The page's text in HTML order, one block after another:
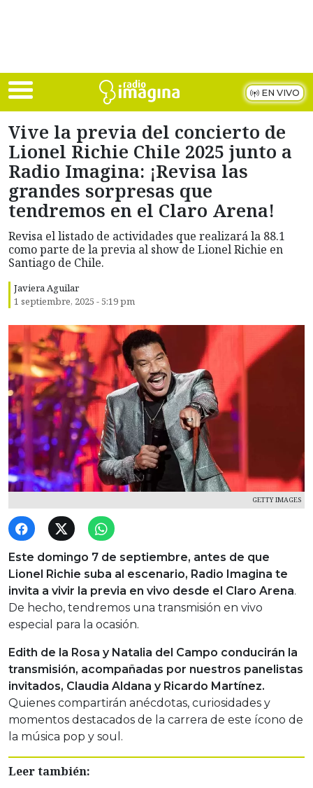
EN VIVO
Vive la previa del concierto de
Lionel Richie Chile 2025 junto a
Radio Imagina: ¡Revisa las
grandes sorpresas que
tendremos en el Claro Arena!
Revisa el listado de actividades que realizará la 88.1
como parte de la previa al show de Lionel Richie en
Santiago de Chile.
Javiera Aguilar
1 septiembre, 2025 - 5:19 pm
GETTY IMAGES
Este domingo 7 de septiembre, antes de que
Lionel Richie suba al escenario, Radio Imagina te
invita a vivir la previa en vivo desde el Claro Arena.
De hecho, tendremos una transmisión en vivo
especial para la ocasión.
Edith de la Rosa y Natalia del Campo conducirán la
transmisión, acompañadas por nuestros panelistas
invitados, Claudia Aldana y Ricardo Martínez.
Quienes compartirán anécdotas, curiosidades y
momentos destacados de la carrera de este ícono de
la música pop y soul.
Leer también: